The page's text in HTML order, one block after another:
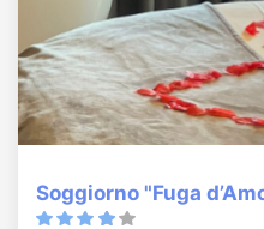
Soggiorno "Fuga